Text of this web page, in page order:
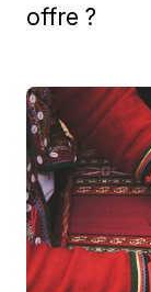
offre ?